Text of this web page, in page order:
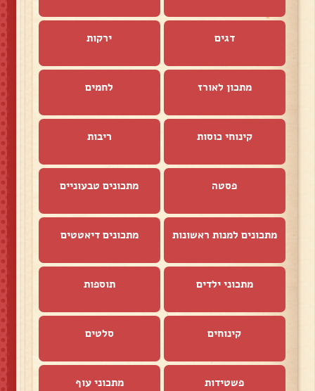
דגים ירקות
מתכון לאורז לחמים
קינוחי כוסות ריבות
פסטה מתכונים טבעוניים
מתכונים למנות ראשונות מתכונים דיאטטים
מתכוני ילדים תוספות
קינוחים סלטים
פשטידות מתכוני עוף